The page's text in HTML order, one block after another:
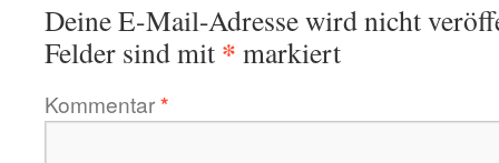
Deine E-Mail-Adresse wird nicht
Felder sind mit * markiert
Kommentar*